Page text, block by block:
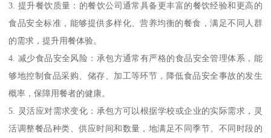
3. 提升餐饮质量：的餐饮公司通常具备更丰富的餐饮经验和更高的
食品安全标准，能够提供多样化、营养均衡的餐食，满足不同人群
的需求，提升用餐体验。
4. 减少食品安全风险：承包方通常有严格的食品安全管理体系，能
够地控制食品采购、储存、加工等环节，降低食品安全事故的发生
概率，保障用餐者的健康。
5. 灵活应对需求变化：承包方可以根据学校或企业的实际需求，灵
活调整餐品种类、供应时间和数量，地满足不同季节、不同时段的